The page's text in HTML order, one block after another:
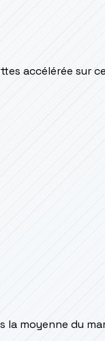
accélérée sur
la moyenne du